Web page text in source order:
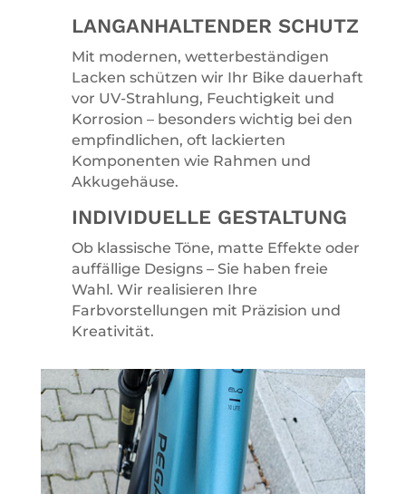
LANGANHALTENDER SCHUTZ
Mit modernen, wetterbeständigen
Lacken schützen wir Ihr Bike dauerhaft
vor UV-Strahlung, Feuchtigkeit und
Korrosion – besonders wichtig bei den
empfindlichen, oft lackierten
Komponenten wie Rahmen und
Akkugehäuse.
INDIVIDUELLE GESTALTUNG
Ob klassische Töne, matte Effekte oder
auffällige Designs – Sie haben freie
Wahl. Wir realisieren Ihre
Farbvorstellungen mit Präzision und
Kreativität.